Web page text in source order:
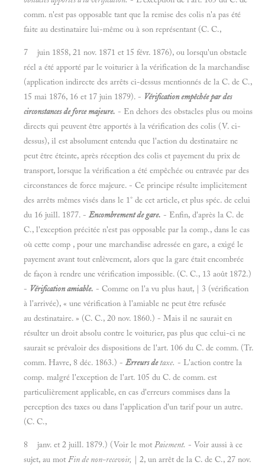
comm. n'est pas opposable tant que la remise des colis n'a pas été
faite au destinataire lui-même ou à son représentant (C. C.,
7 juin 1858, 21 nov. 1871 et 15 févr. 1876), ou lorsqu'un obstacle
réel a été apporté par le voiturier à la vérification de la marchandise
(application indirecte des arrêts ci-dessus mentionnés de la C. de C.,
15 mai 1876, 16 et 17 juin 1879). - Vérification empêchée par des
circonstances de force majeure. - En dehors des obstacles plus ou moins
directs qui peuvent être apportés à la vérification des colis (V. ci-
dessus), il est absolument entendu que l'action du destinataire ne
peut être éteinte, après réception des colis et payement du prix de
transport, lorsque la vérification a été empêchée ou entravée par des
circonstances de force majeure. - Ce principe résulte implicitement
des arrêts mêmes visés dans le 1° de cet article, et plus spéc. de celui
du 16 juill. 1877. - Encombrement de gare. - Enfin, d'après la C. de
C., l'exception précitée n'est pas opposable par la comp., dans le cas
où cette comp , pour une marchandise adressée en gare, a exigé le
payement avant tout enlèvement, alors que la gare était encombrée
de façon à rendre une vérification impossible. (C. C., 13 août 1872.)
- Vérification amiable. - Comme on l'a vu plus haut, | 3 (vérification
à l'arrivée), « une vérification à l'amiable ne peut être refusée
au destinataire. » (C. C., 20 nov. 1860.) - Mais il ne saurait en
résulter un droit absolu contre le voiturier, pas plus que celui-ci ne
saurait se prévaloir des dispositions de l'art. 106 du C. de comm. (Tr.
comm. Havre, 8 déc. 1863.) - Erreurs detaxe. - L'action contre la
comp. malgré l'exception de l'art. 105 du C. de comm. est
particulièrement applicable, en cas d'erreurs commises dans la
perception des taxes ou dans l'application d'un tarif pour un autre.
(C. C.,
8 janv. et 2 juill. 1879.) (Voir le motPaiement. - Voir aussi à ce
sujet, au motFin de non-recevoir, | 2, un arrêt de la C. de C., 27 nov.